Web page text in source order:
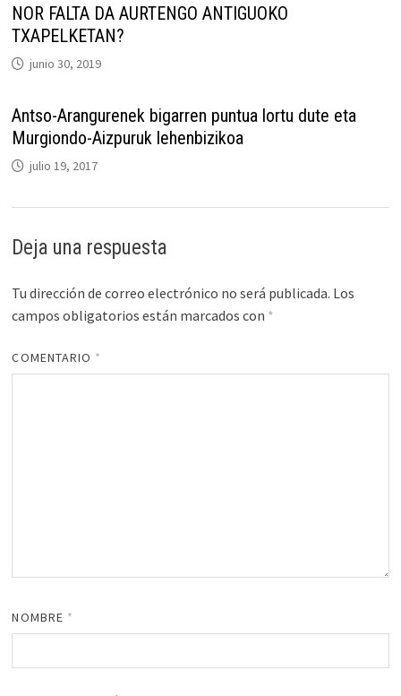
NOR FALTA DA AURTENGO ANTIGUOKO
TXAPELKETAN?
junio 30, 2019
Antso-Arangurenek bigarren puntua lortu dute eta
Murgiondo-Aizpuruk lehenbizikoa
julio 19, 2017
Deja una respuesta
Tu dirección de correo electrónico no será publicada. Los
campos obligatorios están marcados con *
COMENTARIO *
NOMBRE *